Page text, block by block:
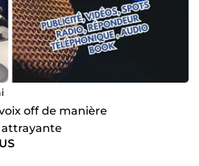
off de manière
attrayante